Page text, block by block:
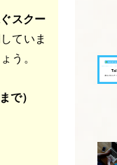
スクー
ていま
う。
で）